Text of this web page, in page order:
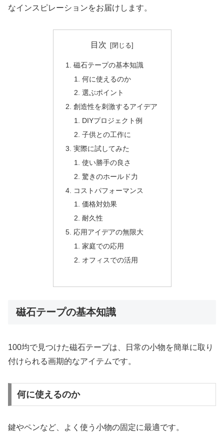
なインスピレーションをお届けします。
目次
磁石テープの基本知識
何に使えるのか
選ぶポイント
創造性を刺激するアイデア
DIYプロジェクト例
子供との工作に
実際に試してみた
使い勝手の良さ
驚きのホールド力
コストパフォーマンス
価格対効果
耐久性
応用アイデアの無限大
家庭での応用
オフィスでの活用
磁石テープの基本知識
100均で見つけた磁石テープは、日常の小物を簡単に取り
付けられる画期的なアイテムです。
何に使えるのか
鍵やペンなど、よく使う小物の固定に最適です。